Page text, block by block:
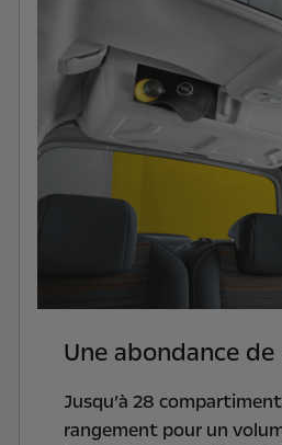
Une abondance
Jusqu’à 28
rangement pour un